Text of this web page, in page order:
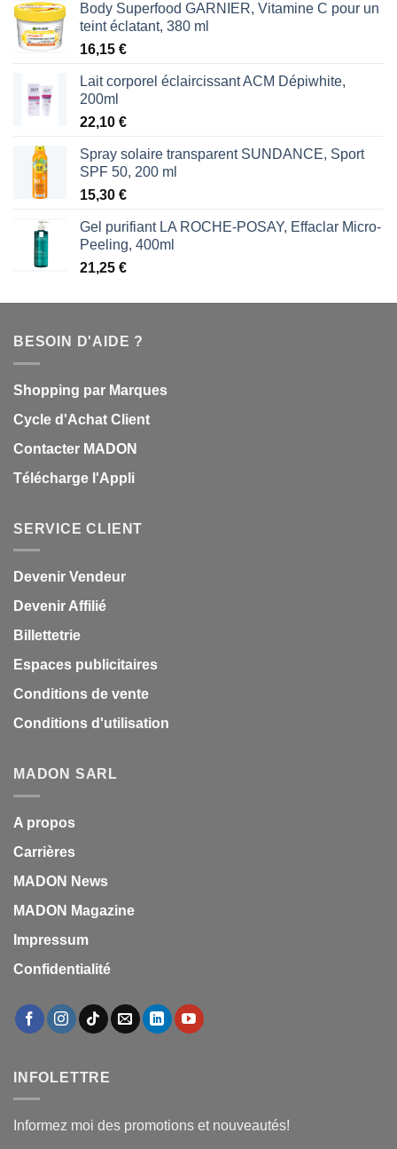
Body Superfood GARNIER, Vitamine C pour un
teint éclatant, 380 ml
16,15 €
Lait corporel éclaircissant ACM Dépiwhite,
200ml
22,10 €
Spray solaire transparent SUNDANCE, Sport
SPF 50, 200 ml
15,30 €
Gel purifiant LA ROCHE-POSAY, Effaclar Micro-
Peeling, 400ml
21,25 €
BESOIN D'AIDE ?
Shopping par Marques
Cycle d'Achat Client
Contacter MADON
Télécharge l'Appli
SERVICE CLIENT
Devenir Vendeur
Devenir Affilié
Billettetrie
Espaces publicitaires
Conditions de vente
Conditions d'utilisation
MADON SARL
A propos
Carrières
MADON News
MADON Magazine
Impressum
Confidentialité
INFOLETTRE
Informez moi des promotions et nouveautés!